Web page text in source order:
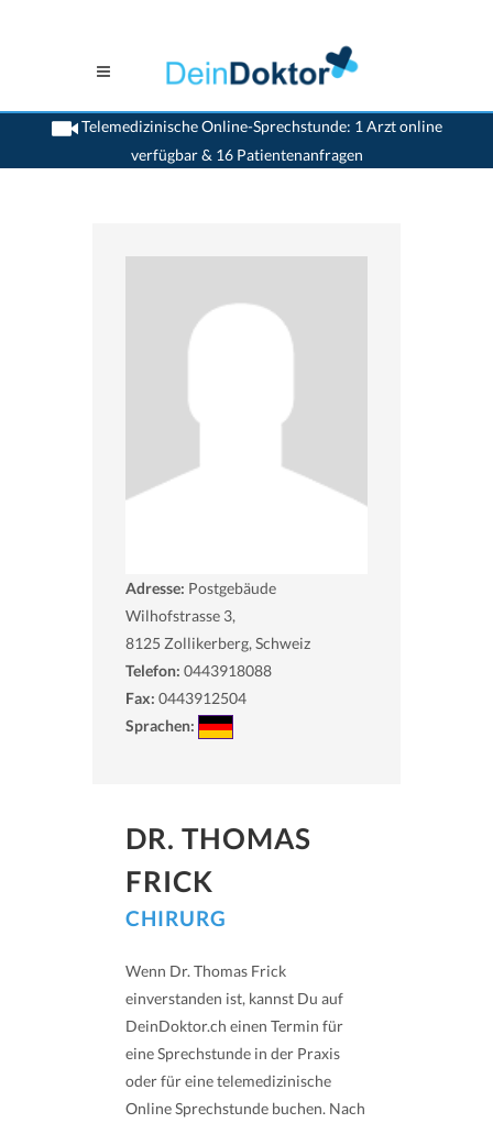
Telemedizinische Online-Sprechstunde: 1 Arzt online
verfügbar & 16 Patientenanfragen
>Chirurgen>Zollikerberg>Dr. Thomas Frick>Termin mit Dr. Thomas Frick
Adresse: Postgebäude
Wilhofstrasse 3,
8125 Zollikerberg, Schweiz
Telefon: 0443918088
Fax: 0443912504
Sprachen:
DR. THOMAS
FRICK
CHIRURG
Wenn Dr. Thomas Frick
einverstanden ist, kannst Du auf
DeinDoktor.ch einen Termin für
eine Sprechstunde in der Praxis
oder für eine telemedizinische
Online Sprechstunde buchen. Nach